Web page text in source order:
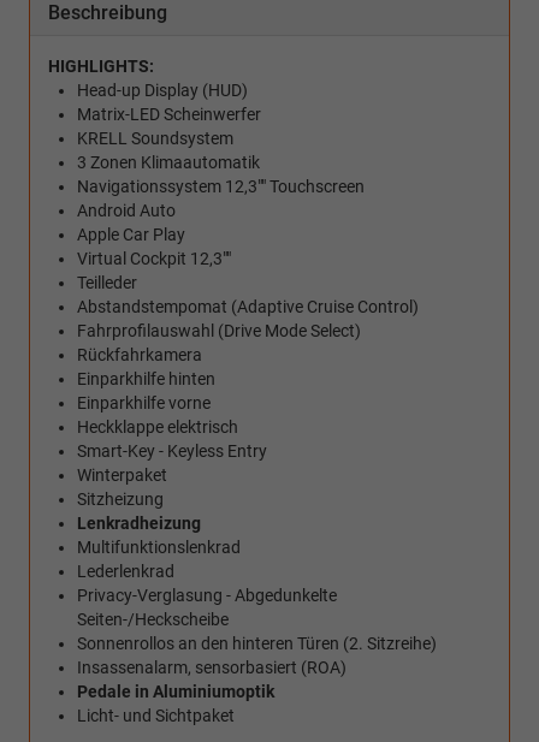
Beschreibung
HIGHLIGHTS:
Head-up Display (HUD)
Matrix-LED Scheinwerfer
KRELL Soundsystem
3 Zonen Klimaautomatik
Navigationssystem 12,3"" Touchscreen
Android Auto
Apple Car Play
Virtual Cockpit 12,3""
Teilleder
Abstandstempomat (Adaptive Cruise Control)
Fahrprofilauswahl (Drive Mode Select)
Rückfahrkamera
Einparkhilfe hinten
Einparkhilfe vorne
Heckklappe elektrisch
Smart-Key - Keyless Entry
Winterpaket
Sitzheizung
Lenkradheizung
Multifunktionslenkrad
Lederlenkrad
Privacy-Verglasung - Abgedunkelte
Seiten-/Heckscheibe
Sonnenrollos an den hinteren Türen (2. Sitzreihe)
Insassenalarm, sensorbasiert (ROA)
Pedale in Aluminiumoptik
Licht- und Sichtpaket